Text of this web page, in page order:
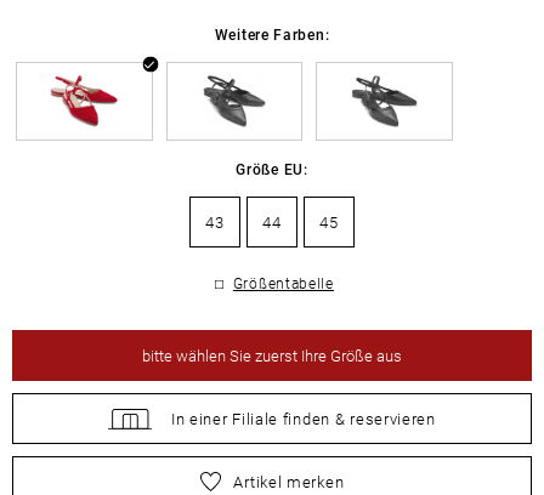
Weitere Farben:
Größe EU:
43 44 45
Größentabelle
bittewählen Sie zuerst Ihre Größe aus
In einer Filiale finden & reservieren
wählen Sie zuerst Ihre Größe aus
Artikel merken